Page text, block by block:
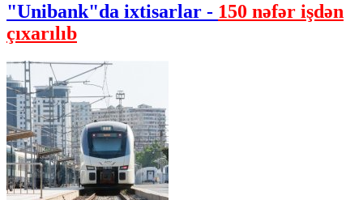
"Unibank"da ixtisarlar - 150 nəfər işdən
çıxarılıb